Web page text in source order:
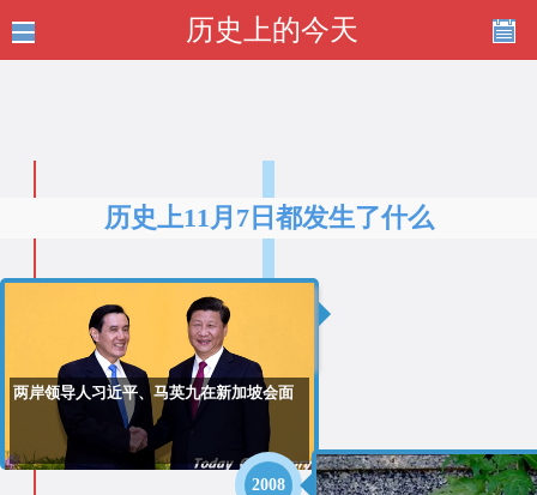
历史上的今天
历史上11月7日都发生了什么
两岸领导人习近平、马英九在新加坡会面
2008